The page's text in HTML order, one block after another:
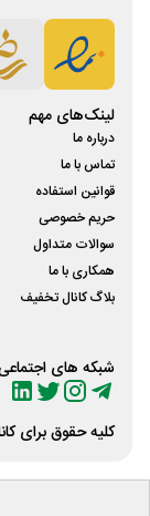
لینک‌های مهم
درباره ما
تماس با ما
قوانین استفاده
حریم خصوصی
سوالات متداول
همکاری با ما
بلاگ کانال تخفیف
شبکه های
کلیه حقوق برای